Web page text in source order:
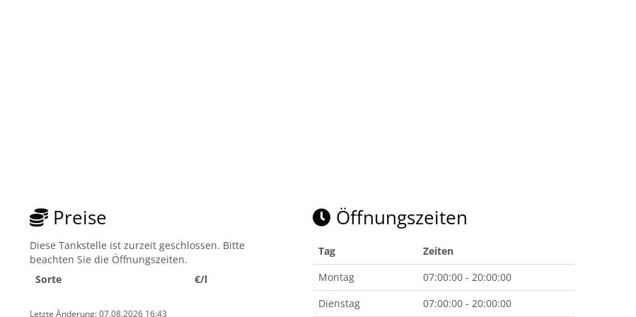
Preise
Diese Tankstelle ist zurzeit geschlossen. Bitte
beachten Sie die Öffnungszeiten.
Sorte
€/l
Letzte Änderung: 07.08.2026 16:43
Öffnungszeiten
Tag
Zeiten
Montag
07:00:00 - 20:00:00
Dienstag
07:00:00 - 20:00:00